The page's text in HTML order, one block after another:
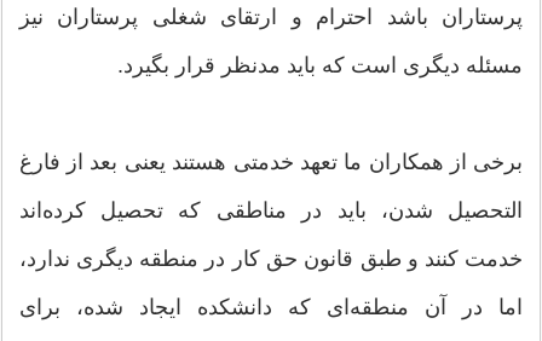
پرستاران باشد احترام و ارتقای شغلی پرستاران نیز
مسئله دیگری است که باید مدنظر قرار بگیرد.
برخی از همکاران ما تعهد خدمتی هستند یعنی بعد از فارغ
التحصیل شدن، باید در مناطقی که تحصیل کرده‌اند
خدمت کنند و طبق قانون حق کار در منطقه دیگری ندارد،
اما در آن منطقه‌ای که دانشکده ایجاد شده، برای